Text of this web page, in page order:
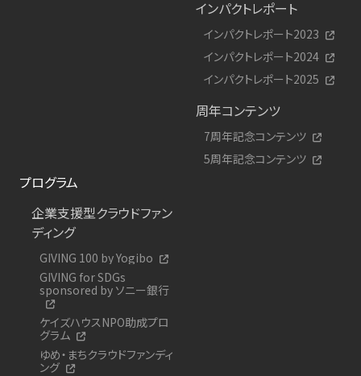
インパクトレポート
インパクトレポート2023
インパクトレポート2024
インパクトレポート2025
周年コンテンツ
7周年記念コンテンツ
5周年記念コンテンツ
プログラム
企業支援型クラウドファン
ディング
GIVING 100 by Yogibo
GIVING for SDGs
sponsored by ソニー銀行
ケイズハウスNPO助成プロ
グラム
ゆめ・まちクラウドファンディ
ング